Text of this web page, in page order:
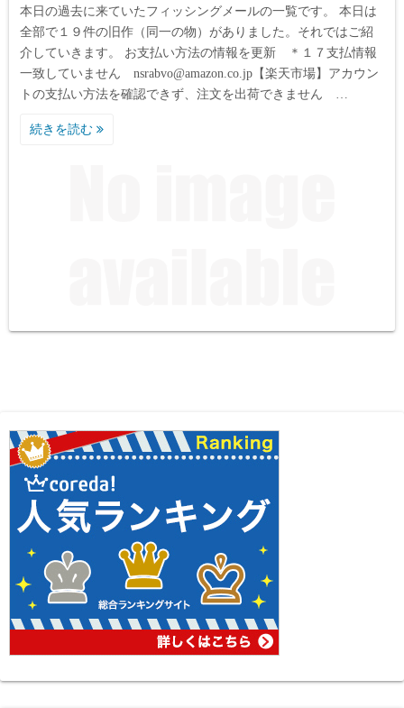
本日の過去に来ていたフィッシングメールの一覧です。 本日は
全部で１９件の旧作（同一の物）がありました。それではご紹
介していきます。 お支払い方法の情報を更新 ＊１７支払情報
一致していません nsrabvo@amazon.co.jp【楽天市場】アカウン
トの支払い方法を確認できず、注文を出荷できません …
続きを読む